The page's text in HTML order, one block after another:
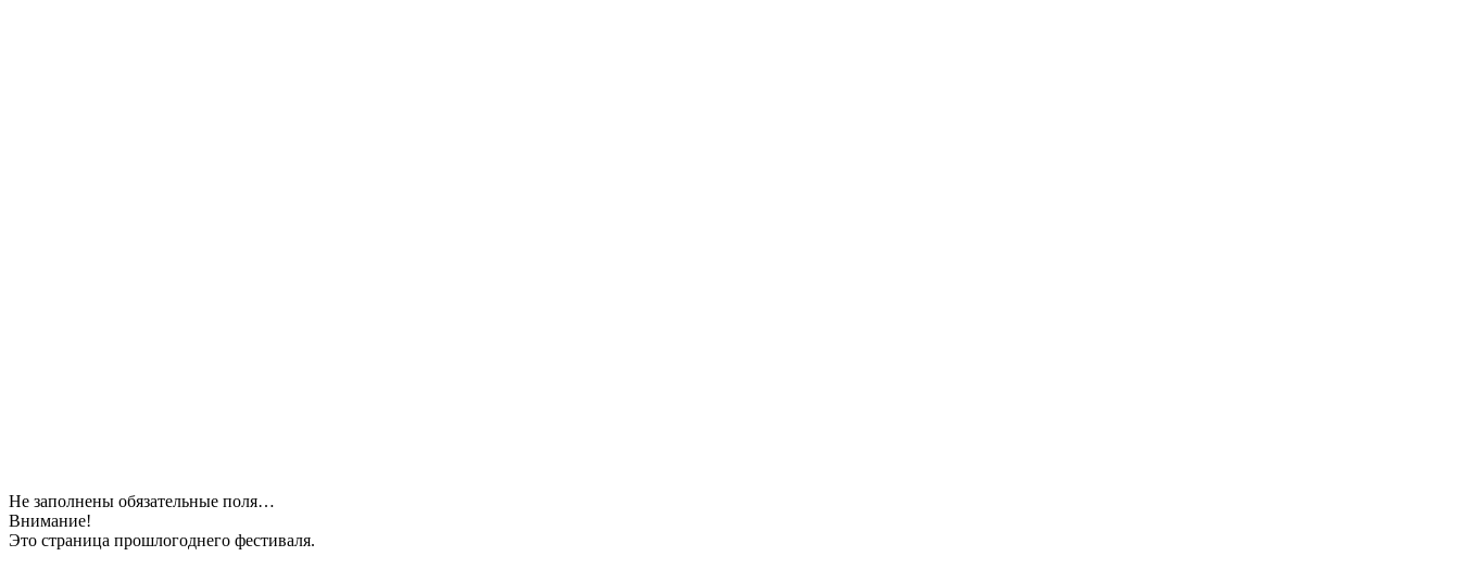
Не заполнены обязательные поля…
Внимание!
Это страница прошлогоднего фестиваля.